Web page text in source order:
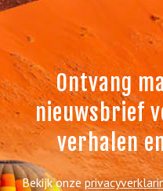
Ontvang
nieuwsbrief
verhalen
Bekijk onze